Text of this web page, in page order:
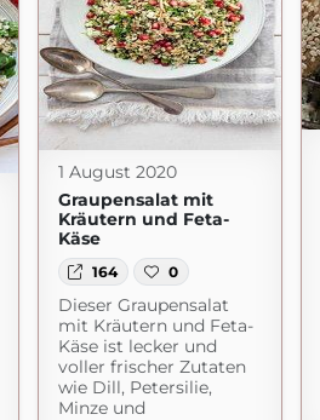
1 August 2020
Graupensalat mit
Kräutern und Feta-
Käse
164 0
Dieser Graupensalat
mit Kräutern und Feta-
Käse ist lecker und
voller frischer Zutaten
wie Dill, Petersilie,
Minze und